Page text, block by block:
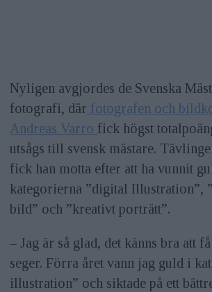
Nyligen avgjordes de Svenska
fotografi, där fotografen och
Andreas Varro fick högst
utsågs till svensk mästare.
fick han motta efter att ha vunnit
kategorierna ”digital Illustration”,
bild” och ”kreativt porträtt”.
– Jag är så glad, det känns bra att
seger. Förra året vann jag guld i
illustration” och siktade på ett